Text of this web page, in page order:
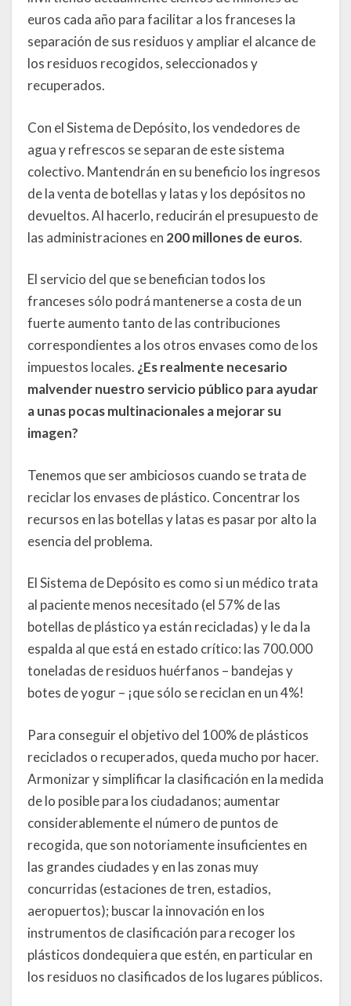
euros cada año para facilitar a los franceses la
separación de sus residuos y ampliar el alcance de
los residuos recogidos, seleccionados y
recuperados.
Con el Sistema de Depósito, los vendedores de
agua y refrescos se separan de este sistema
colectivo. Mantendrán en su beneficio los ingresos
de la venta de botellas y latas y los depósitos no
devueltos. Al hacerlo, reducirán el presupuesto de
las administraciones en 200 millones de euros.
El servicio del que se benefician todos los
franceses sólo podrá mantenerse a costa de un
fuerte aumento tanto de las contribuciones
correspondientes a los otros envases como de los
impuestos locales. ¿Es realmente necesario
malvender nuestro servicio público para ayudar
a unas pocas multinacionales a mejorar su
imagen?
Tenemos que ser ambiciosos cuando se trata de
reciclar los envases de plástico. Concentrar los
recursos en las botellas y latas es pasar por alto la
esencia del problema.
El Sistema de Depósito es como si un médico trata
al paciente menos necesitado (el 57% de las
botellas de plástico ya están recicladas) y le da la
espalda al que está en estado crítico: las 700.000
toneladas de residuos huérfanos – bandejas y
botes de yogur – ¡que sólo se reciclan en un 4%!
Para conseguir el objetivo del 100% de plásticos
reciclados o recuperados, queda mucho por hacer.
Armonizar y simplificar la clasificación en la medida
de lo posible para los ciudadanos; aumentar
considerablemente el número de puntos de
recogida, que son notoriamente insuficientes en
las grandes ciudades y en las zonas muy
concurridas (estaciones de tren, estadios,
aeropuertos); buscar la innovación en los
instrumentos de clasificación para recoger los
plásticos dondequiera que estén, en particular en
los residuos no clasificados de los lugares públicos.